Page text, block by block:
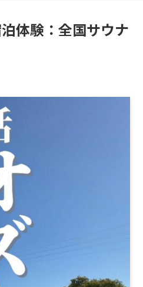
体験：全国サウナ